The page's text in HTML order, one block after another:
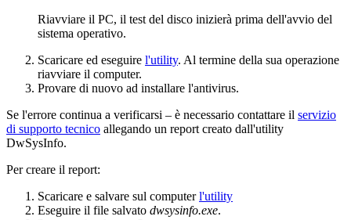
Riavviare il PC, il test del disco inizierà prima dell'avvio del
sistema operativo.
Scaricare ed eseguire l'utility. Al termine della sua operazione
riavviare il computer.
Provare di nuovo ad installare l'antivirus.
Se l'errore continua a verificarsi – è necessario contattare il servizio
di supporto tecnico allegando un report creato dall'utility
DwSysInfo.
Per creare il report:
Scaricare e salvare sul computerl'utility
Eseguire il file salvato dwsysinfo.exe.